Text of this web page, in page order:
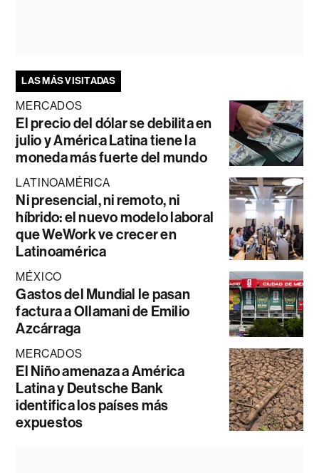
LAS MÁS VISITADAS
MERCADOS
El precio del dólar se debilita en
julio y América Latina tiene la
moneda más fuerte del mundo
LATINOAMÉRICA
Ni presencial, ni remoto, ni
híbrido: el nuevo modelo laboral
que WeWork ve crecer en
Latinoamérica
MÉXICO
Gastos del Mundial le pasan
factura a Ollamani de Emilio
Azcárraga
MERCADOS
El Niño amenaza a América
Latina y Deutsche Bank
identifica los países más
expuestos